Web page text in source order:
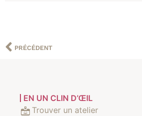
PRÉCÉDENT
EN UN CLIN D’ŒIL
Trouver un atelier